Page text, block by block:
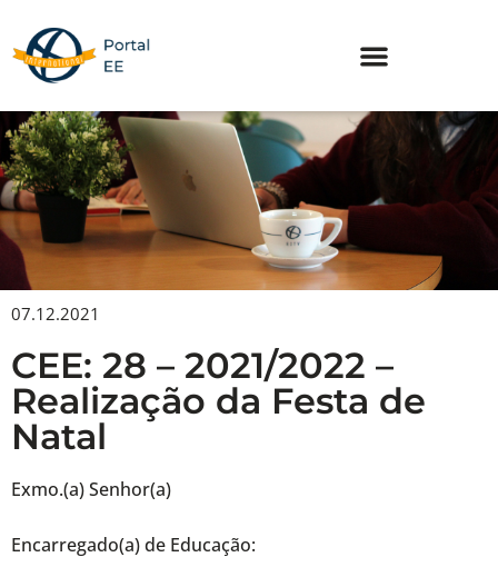
content
07.12.2021
CEE: 28 – 2021/2022 –
Realização da Festa de
Natal
Exmo.(a) Senhor(a)
Encarregado(a) de Educação: